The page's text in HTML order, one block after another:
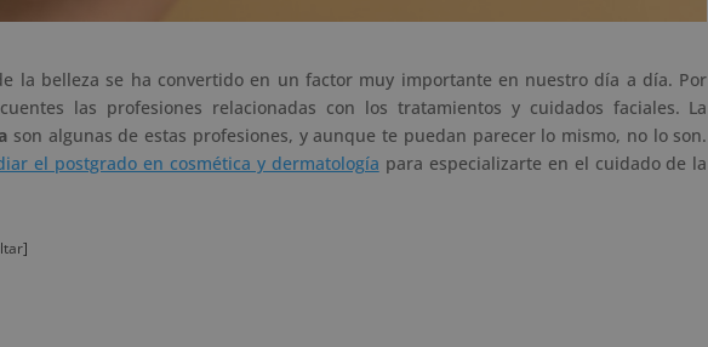
la belleza se ha convertido en un factor muy importante en nuestro día a día. Por
las profesiones relacionadas con los tratamientos y cuidados faciales. La
son algunas de estas profesiones, y aunque te puedan parecer lo mismo, no lo son.
el postgrado en cosmética y dermatología para especializarte en el cuidado de la
]